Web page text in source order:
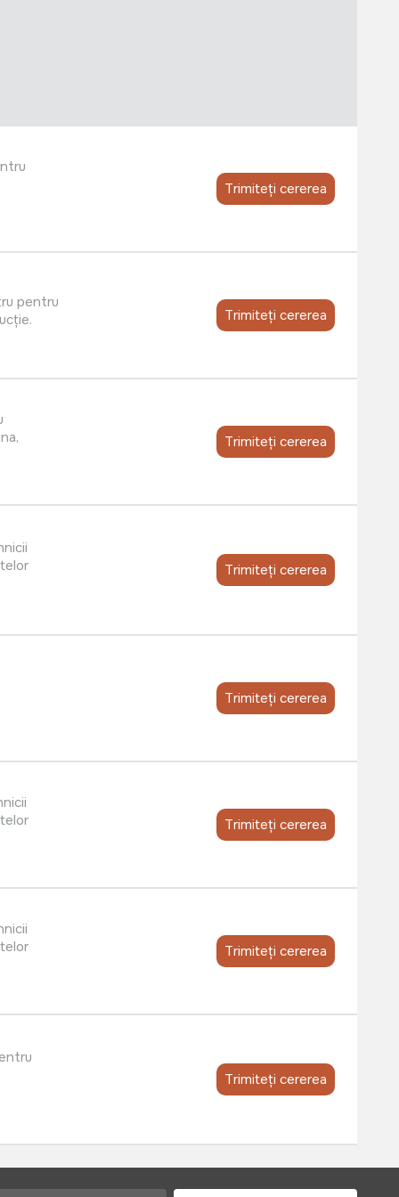
Trimiteți cererea
pentru
Trimiteți cererea
Trimiteți cererea
Trimiteți cererea
Trimiteți cererea
Trimiteți cererea
Trimiteți cererea
Trimiteți cererea